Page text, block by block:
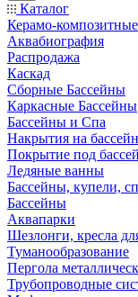
Каталог
Керамо-
Аквабиография
Распродажа
Каскад
Сборные Бассейны
Каркасные Бассейны
Бассейны и Спа
Накрытия на бассейн
Покрытие под
Ледяные ванны
Бассейны, купели,
Бассейны
Аквапарки
Шезлонги, кресла
Туманообразование
Пергола
Трубопроводные